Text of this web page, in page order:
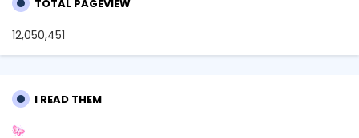
TOTAL PAGEVIEW
12,050,451
I READ THEM